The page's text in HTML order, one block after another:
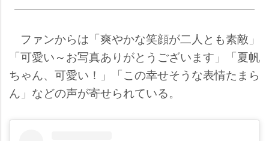
ファンからは「爽やかな笑顔が二人とも素敵」
「可愛い～お写真ありがとうございます」「夏帆
ちゃん、可愛い！」「この幸せそうな表情たまら
ん」などの声が寄せられている。